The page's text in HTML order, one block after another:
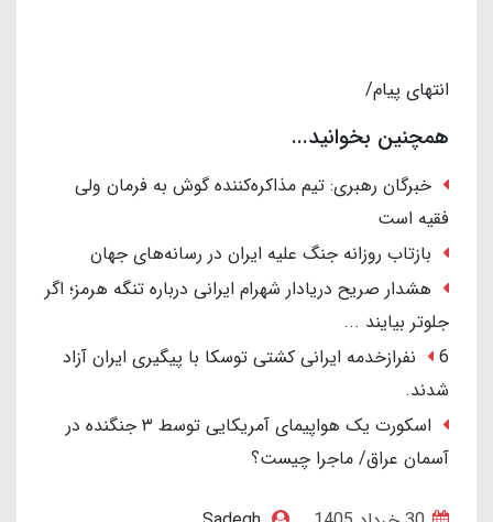
انتهای پیام/
همچنین بخوانید...
خبرگان رهبری: تیم مذاکره‌کننده گوش به فرمان ولی
فقیه است
بازتاب روزانه جنگ علیه ایران در رسانه‌های جهان
هشدار صریح دریادار شهرام ایرانی درباره تنگه هرمز؛ اگر
جلوتر بیایند ...
6 نفرازخدمه ایرانی کشتی توسکا با پیگیری ایران آزاد
شدند.
اسکورت یک هواپیمای آمریکایی توسط ۳ جنگنده در
آسمان عراق/ ماجرا چیست؟